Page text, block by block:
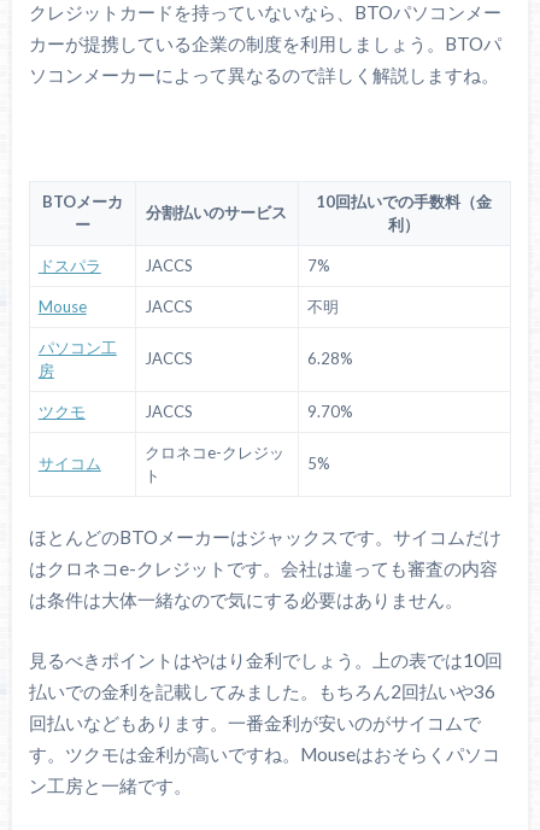
クレジットカードを持っていないなら、BTOパソコンメー
カーが提携している企業の制度を利用しましょう。BTOパ
ソコンメーカーによって異なるので詳しく解説しますね。
BTOメーカ
ー
分割払いのサービス
10回払いでの手数料（金
利）
ドスパラ JACCS 7%
Mouse JACCS 不明
パソコン工
房
JACCS 6.28%
ツクモ JACCS 9.70%
サイコム
クロネコe-クレジッ
ト
5%
ほとんどのBTOメーカーはジャックスです。サイコムだけ
はクロネコe-クレジットです。会社は違っても審査の内容
は条件は大体一緒なので気にする必要はありません。
見るべきポイントはやはり金利でしょう。上の表では10回
払いでの金利を記載してみました。もちろん2回払いや36
回払いなどもあります。一番金利が安いのがサイコムで
す。ツクモは金利が高いですね。Mouseはおそらくパソコ
ン工房と一緒です。